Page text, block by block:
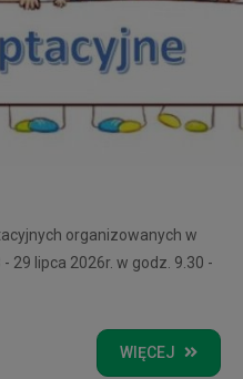
organizowanych w
29 lipca 2026r. w godz. 9.30 -
WIĘCEJ